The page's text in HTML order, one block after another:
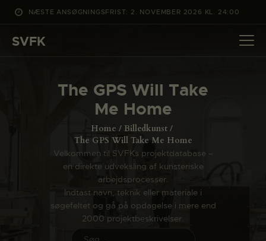
NÆSTE ANSØGNINGSFRIST: 2. NOVEMBER 2026 KL. 24:00
SVFK
The GPS Will Take
Me Home
Home
Billedkunst
The GPS Will Take Me Home
Velkommen til SVFKs projektdatabase –
en direkte udveksling af kunsteriske
arbejdsprocesser.
Indtast navn, teknik eller materiale i
søgefeltet og gå på opdagelse i mere end
2000 projektbeskrivelser.
DET SKER
PROJEKTER
ANSØG
OM SVFK
ENGLISH